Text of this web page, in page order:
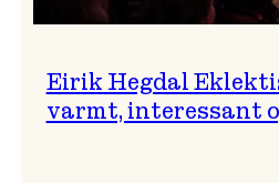
Eirik Hegdal
varmt, interessant